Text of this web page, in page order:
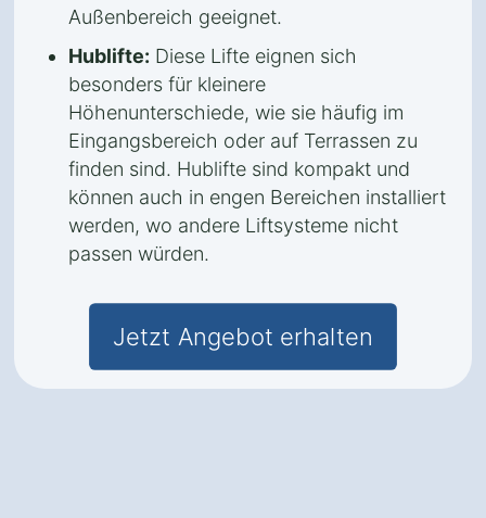
Außenbereich geeignet.
Hublifte: Diese Lifte eignen sich
besonders für kleinere
Höhenunterschiede, wie sie häufig im
Eingangsbereich oder auf Terrassen zu
finden sind. Hublifte sind kompakt und
können auch in engen Bereichen installiert
werden, wo andere Liftsysteme nicht
passen würden.
Jetzt Angebot erhalten